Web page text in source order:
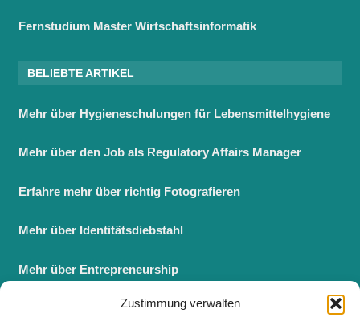
Zustimmung verwalten
Fernstudium Master Wirtschaftsinformatik
BELIEBTE ARTIKEL
Mehr über Hygieneschulungen für Lebensmittelhygiene
Mehr über den Job als Regulatory Affairs Manager
Erfahre mehr über richtig Fotografieren
Mehr über Identitätsdiebstahl
Mehr über Entrepreneurship
Berufsbegleitender Master BWL